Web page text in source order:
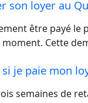
son loyer au
être payé le
Cette
si je paie mon
semaines de